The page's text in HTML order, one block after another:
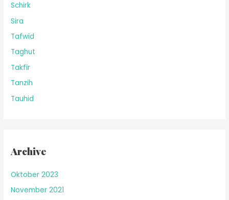
Schirk
Sira
Tafwid
Taghut
Takfir
Tanzih
Tauhid
Archive
Oktober 2023
November 2021